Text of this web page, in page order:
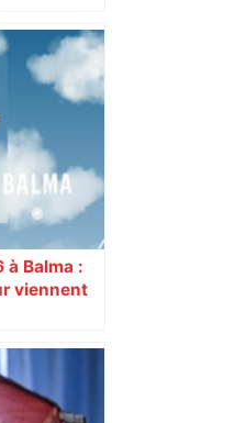
Nouvel
Balma :
viennent